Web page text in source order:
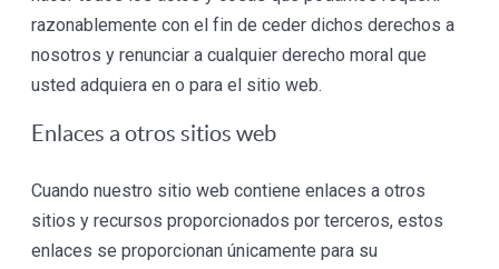
razonablemente con el fin de ceder dichos derechos a
nosotros y renunciar a cualquier derecho moral que
usted adquiera en o para el sitio web.
Enlaces a otros sitios web
Cuando nuestro sitio web contiene enlaces a otros
sitios y recursos proporcionados por terceros, estos
enlaces se proporcionan únicamente para su